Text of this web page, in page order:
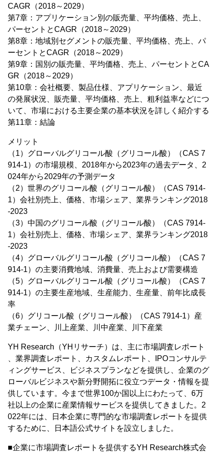
CAGR（2018～2029）
第7章：アプリケーション別の販売量、平均価格、売上、
パーセントとCAGR（2018～2029）
第8章：地域別セグメントの販売量、平均価格、売上、パ
ーセントとCAGR（2018～2029）
第9章：国別の販売量、平均価格、売上、パーセントとCA
GR（2018～2029）
第10章：会社概要、製品仕様、アプリケーション、最近
の発展状況、販売量、平均価格、売上、粗利益率などにつ
いて、市場における主要企業の基本状況を詳しく紹介する
第11章：結論
メリット
（1）グローバルグリコール酸（グリコール酸）（CAS 7
914-1）の市場規模、2018年から2023年の過去データ、2
024年から2029年の予測データ
（2）世界のグリコール酸（グリコール酸）（CAS 7914-
1）会社別売上、価格、市場シェア、業界ランキング2018
-2023
（3）中国のグリコール酸（グリコール酸）（CAS 7914-
1）会社別売上、価格、市場シェア、業界ランキング2018
-2023
（4）グローバルグリコール酸（グリコール酸）（CAS 7
914-1）の主要消費地域、消費量、売上および需要構造
（5）グローバルグリコール酸（グリコール酸）（CAS 7
914-1）の主要生産地域、生産能力、生産量、前年比成長
率
（6）グリコール酸（グリコール酸）（CAS 7914-1）産
業チェーン、川上産業、川中産業、川下産業
YH Research（YHリサーチ）は、主に市場調査レポート
、業界調査レポート、カスタムレポート、IPOコンサルテ
ィングサービス、ビジネスプランなどを提供し、企業のグ
ローバルビジネスや新分野開拓に役立つデータ・情報を提
供しています。今まで世界100か国以上にわたって、6万
社以上の企業に産業情報サービスを提供してきました。2
022年には、日本企業に専門的な市場調査レポートを提供
するために、日本語公式サイトを設立しました。
■企業に市場調査レポートを提供するYH Research株式会